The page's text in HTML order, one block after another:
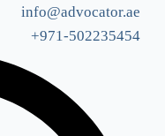
info@advocator.ae
971-502235454+